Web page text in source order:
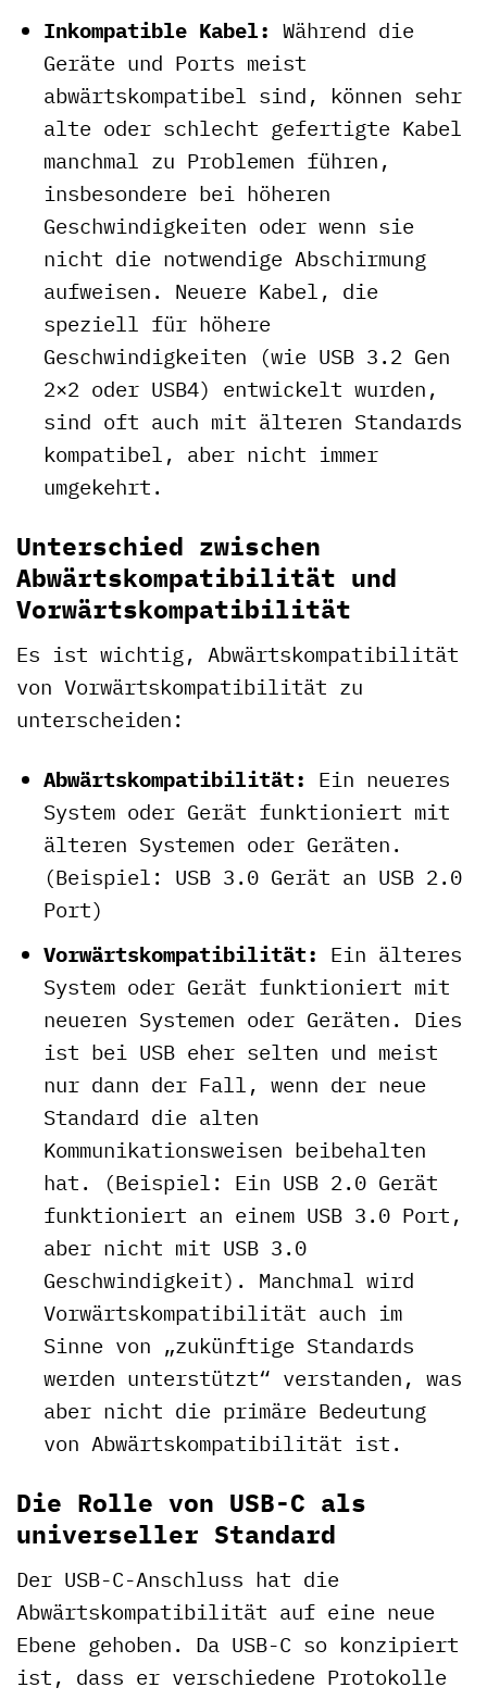
Inkompatible Kabel: Während die
Geräte und Ports meist
abwärtskompatibel sind, können sehr
alte oder schlecht gefertigte Kabel
manchmal zu Problemen führen,
insbesondere bei höheren
Geschwindigkeiten oder wenn sie
nicht die notwendige Abschirmung
aufweisen. Neuere Kabel, die
speziell für höhere
Geschwindigkeiten (wie USB 3.2 Gen
2×2 oder USB4) entwickelt wurden,
sind oft auch mit älteren Standards
kompatibel, aber nicht immer
umgekehrt.
Unterschied zwischen
Abwärtskompatibilität und
Vorwärtskompatibilität
Es ist wichtig, Abwärtskompatibilität
von Vorwärtskompatibilität zu
unterscheiden:
Abwärtskompatibilität: Ein neueres
System oder Gerät funktioniert mit
älteren Systemen oder Geräten.
(Beispiel: USB 3.0 Gerät an USB 2.0
Port)
Vorwärtskompatibilität: Ein älteres
System oder Gerät funktioniert mit
neueren Systemen oder Geräten. Dies
ist bei USB eher selten und meist
nur dann der Fall, wenn der neue
Standard die alten
Kommunikationsweisen beibehalten
hat. (Beispiel: Ein USB 2.0 Gerät
funktioniert an einem USB 3.0 Port,
aber nicht mit USB 3.0
Geschwindigkeit). Manchmal wird
Vorwärtskompatibilität auch im
Sinne von „zukünftige Standards
werden unterstützt“ verstanden, was
aber nicht die primäre Bedeutung
von Abwärtskompatibilität ist.
Die Rolle von USB-C als
universeller Standard
Der USB-C-Anschluss hat die
Abwärtskompatibilität auf eine neue
Ebene gehoben. Da USB-C so konzipiert
ist, dass er verschiedene Protokolle